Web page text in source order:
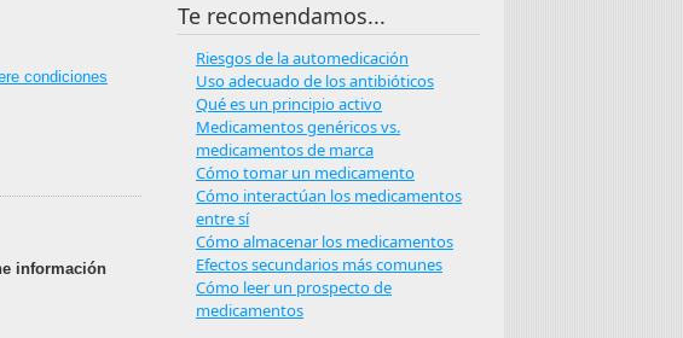
Te recomendamos...
Riesgos de la automedicación
Uso adecuado de los antibióticos
Qué es un principio activo
Medicamentos genéricos vs.
medicamentos de marca
Cómo tomar un medicamento
Cómo interactúan los medicamentos
entre sí
Cómo almacenar los medicamentos
Efectos secundarios más comunes
Cómo leer un prospecto de
medicamentos
condiciones
información